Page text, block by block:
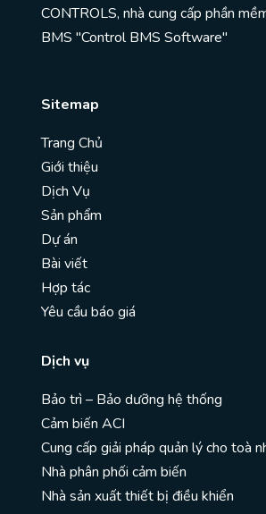
CONTROLS, nhà cung cấp phần
BMS "Control BMS Software"
Sitemap
Trang Chủ
Giới thiệu
Dịch Vụ
Sản phẩm
Dự án
Bài viết
Hợp tác
Yêu cầu báo giá
Dịch vụ
Bảo trì – Bảo dưỡng hệ thống
Cảm biến ACI
Cung cấp giải pháp quản lý cho toà
Nhà phân phối cảm biến
Nhà sản xuất thiết bị điều khiển